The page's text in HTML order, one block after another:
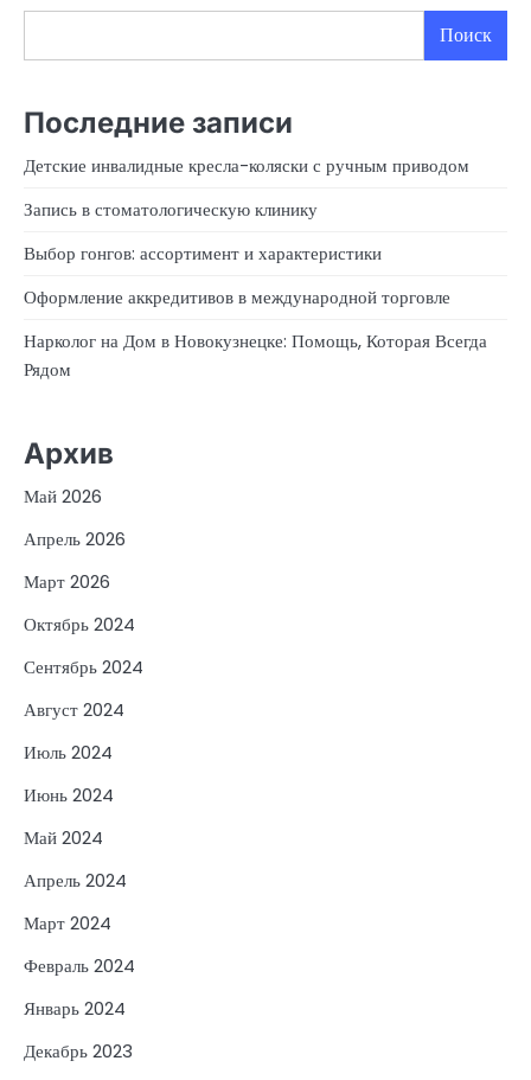
Поиск
Последние записи
Детские инвалидные кресла-коляски с ручным приводом
Запись в стоматологическую клинику
Выбор гонгов: ассортимент и характеристики
Оформление аккредитивов в международной торговле
Нарколог на Дом в Новокузнецке: Помощь, Которая Всегда
Рядом
Архив
Май 2026
Апрель 2026
Март 2026
Октябрь 2024
Сентябрь 2024
Август 2024
Июль 2024
Июнь 2024
Май 2024
Апрель 2024
Март 2024
Февраль 2024
Январь 2024
Декабрь 2023